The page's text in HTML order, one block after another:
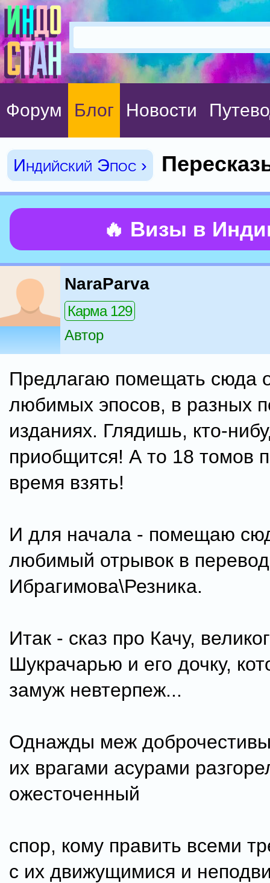
Форум Блог Новости
Индийский Эпос ›
🔥 Визы в
NaraParva
Карма 129
Автор
Предлагаю помещать сюда
любимых эпосов, в разных
изданиях. Глядишь, кто-
приобщится! А то 18 томов
время взять!
И для начала - помещаю
любимый отрывок в
Ибрагимова\Резника.
Итак - сказ про Качу,
Шукрачарью и его дочку,
замуж невтерпеж...
Однажды меж
их врагами асурами
ожесточенный
спор, кому править всеми
с их движущимися и